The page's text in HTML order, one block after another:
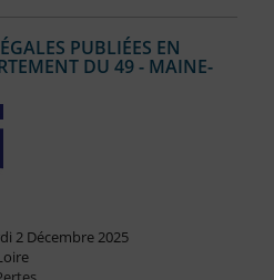
PUBLIÉES EN
DU 49 - MAINE-
2 Décembre 2025